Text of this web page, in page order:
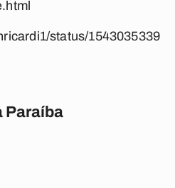
status/1543035339
Paraíba